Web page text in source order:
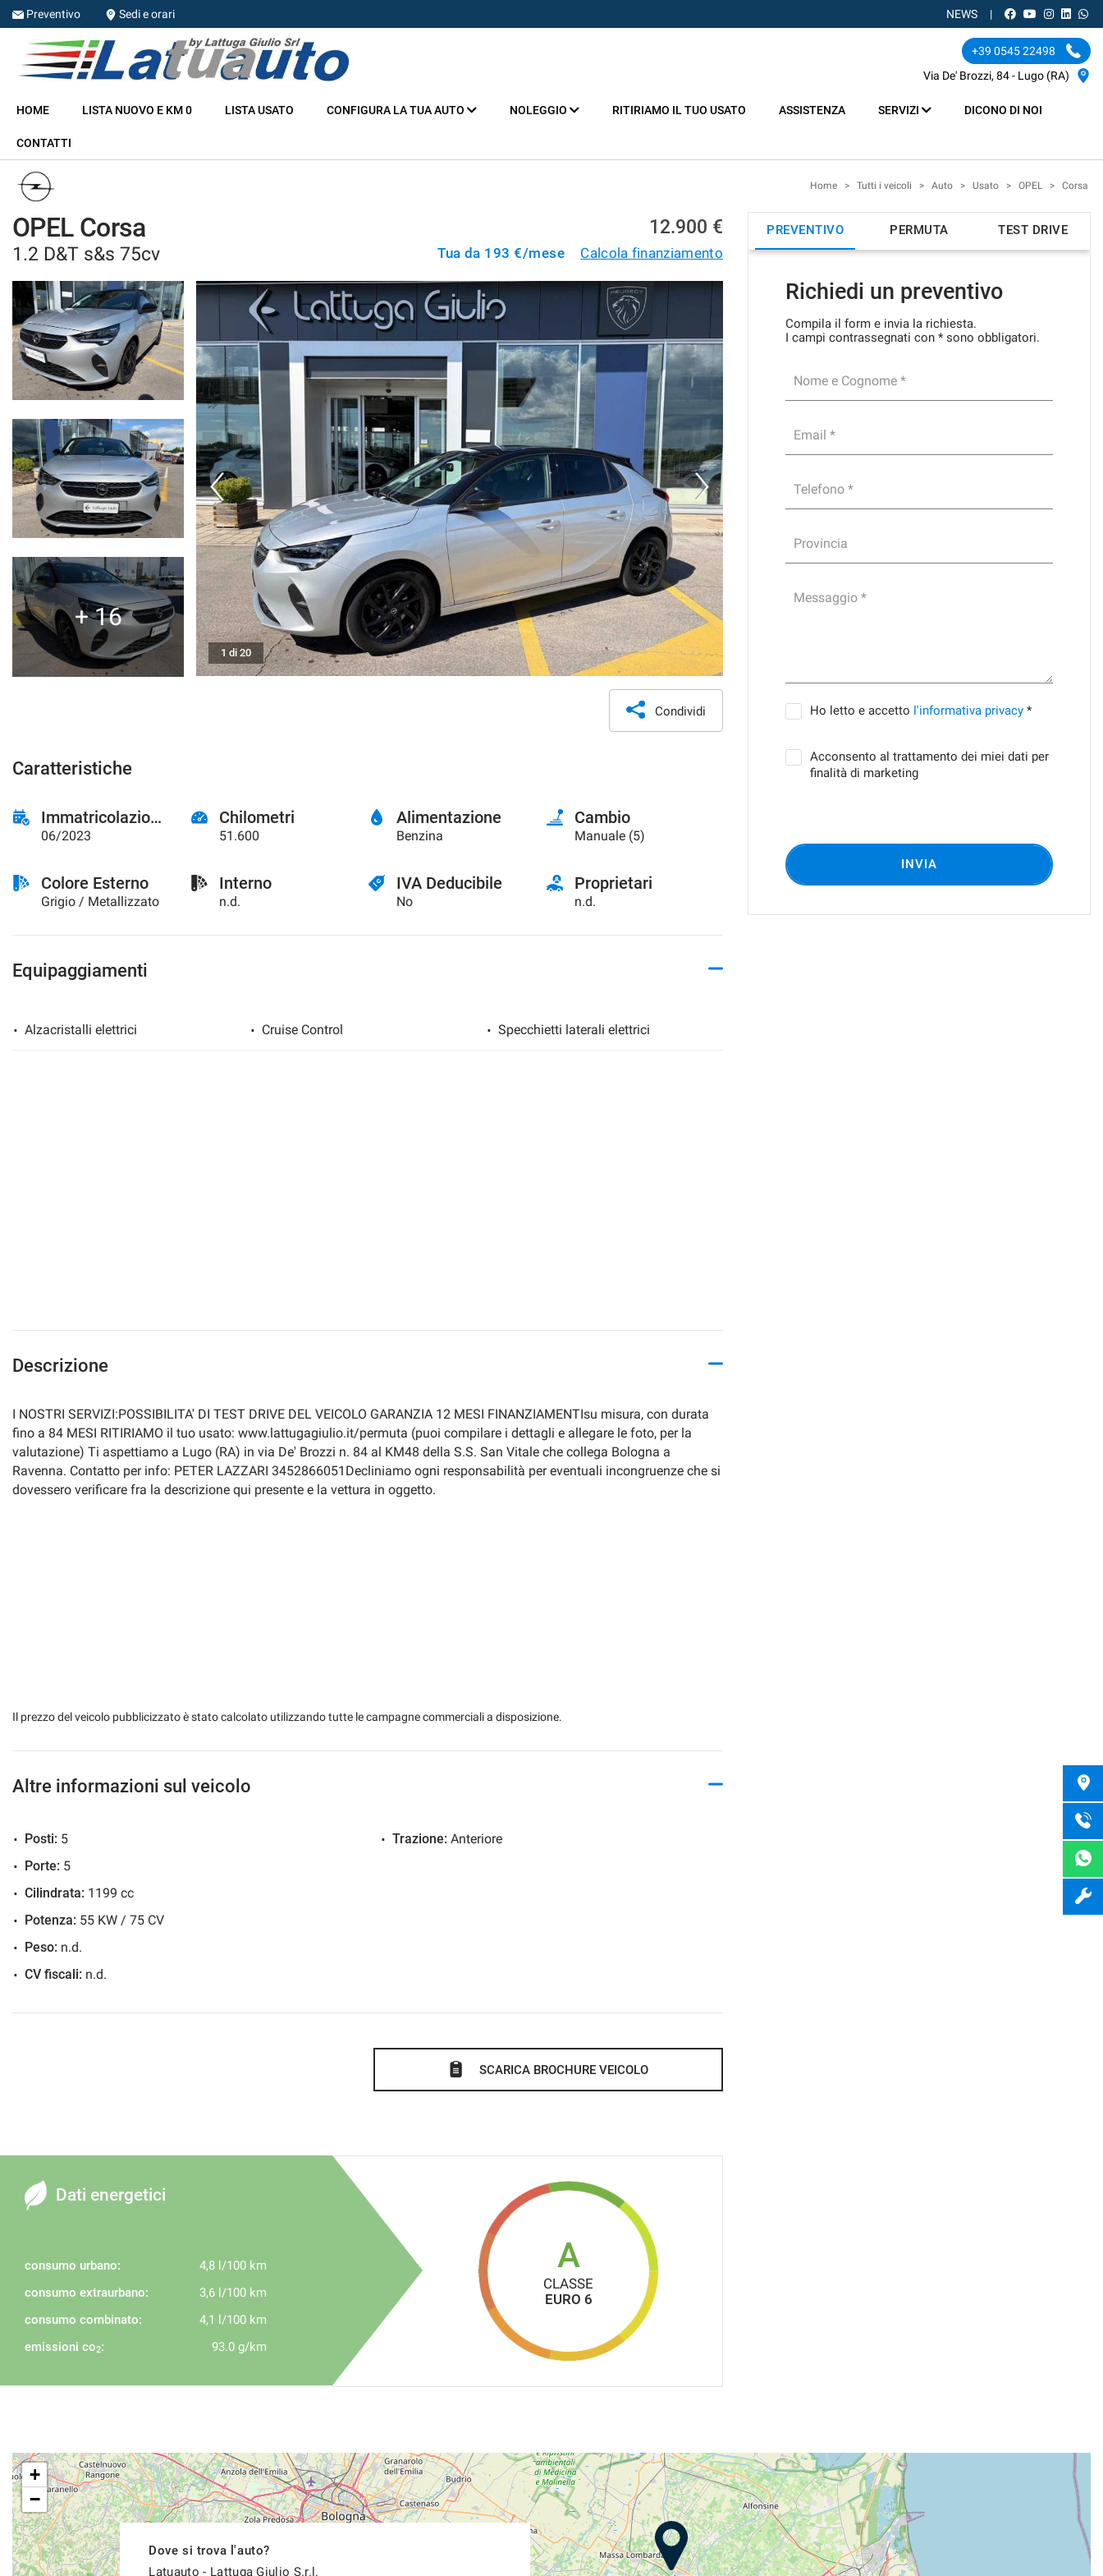
HOME
LISTA USATO
CONFIGURA LA TUA AUTO
NOLEGGIO
RITIRIAMO IL TUO USATO
ASSISTENZA
SERVIZI
DICONO DI NOI
CONTATTI
NEWS
Preventivo Sedi e orari NEWS
+39 0545 22498
Via De' Brozzi, 84 - Lugo (RA)
HOME LISTA NUOVO E KM 0 LISTA USATO CONFIGURA LA TUA AUTO NOLEGGIO RITIRIAMO IL TUO USATO ASSISTENZA SERVIZI DICONO DI NOI
CONTATTI
Home > Tutti i veicoli > Auto > Usato > OPEL > Corsa
OPEL Corsa
1.2 D&T s&s 75cv
12.900 €
Tua da 193 €/mese Calcola finanziamento
+ 16
1 di 20
Condividi
Caratteristiche
Immatricolazione
06/2023
Chilometri
51.600
Alimentazione
Benzina
Cambio
Manuale (5)
Colore Esterno
Grigio / Metallizzato
Interno
n.d.
IVA Deducibile
No
Proprietari
n.d.
Equipaggiamenti
Alzacristalli elettrici Cruise Control Specchietti laterali elettrici
Descrizione
I NOSTRI SERVIZI:POSSIBILITA' DI TEST DRIVE DEL VEICOLO GARANZIA 12 MESI FINANZIAMENTIsu misura, con durata
fino a 84 MESI RITIRIAMO il tuo usato: www.lattugagiulio.it/permuta (puoi compilare i dettagli e allegare le foto, per la
valutazione) Ti aspettiamo a Lugo (RA) in via De' Brozzi n. 84 al KM48 della S.S. San Vitale che collega Bologna a
Ravenna. Contatto per info: PETER LAZZARI 3452866051Decliniamo ogni responsabilità per eventuali incongruenze che si
dovessero verificare fra la descrizione qui presente e la vettura in oggetto.
Il prezzo del veicolo pubblicizzato è stato calcolato utilizzando tutte le campagne commerciali a disposizione.
Altre informazioni sul veicolo
Posti: 5
Porte: 5
Cilindrata: 1199 cc
Potenza: 55 KW / 75 CV
Peso: n.d.
CV fiscali: n.d.
Trazione: Anteriore
SCARICA BROCHURE VEICOLO
Dati energetici
consumo urbano:
4,8 l/100 km
consumo extraurbano:
3,6 l/100 km
consumo combinato:
4,1 l/100 km
emissioni co2: 93.0 g/km
A
CLASSE
EURO 6
PREVENTIVO PERMUTA TEST DRIVE
Richiedi un preventivo
Compila il form e invia la richiesta.
I campi contrassegnati con * sono obbligatori.
Nome e Cognome *
Email *
Telefono *
Provincia
Messaggio *
Ho letto e accetto l'informativa privacy *
Acconsento al trattamento dei miei dati per
finalità di marketing
INVIA
Dove si trova l'auto?
Latuauto - Lattuga Giulio S.r.l.
+
−